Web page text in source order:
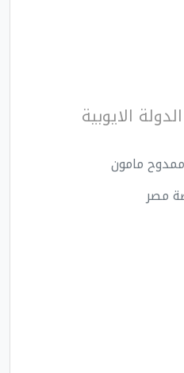
الايوبية
مامون
مصر